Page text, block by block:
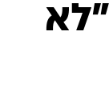
המייל האדום